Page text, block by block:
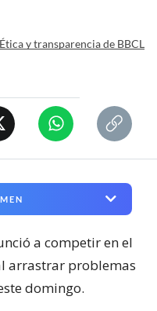
Ética y transparencia de BBCL
a competir en el
arrastrar problemas
domingo.